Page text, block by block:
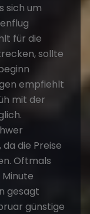
sich um
für die
sollte
empfiehlt
mit der
die Preise
Oftmals
gesagt
günstige